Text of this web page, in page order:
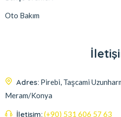
Oto Bakım
Adres: Pirebi, Taşcami
Meram/Konya
İletişim:(+90) 531 606 57 63